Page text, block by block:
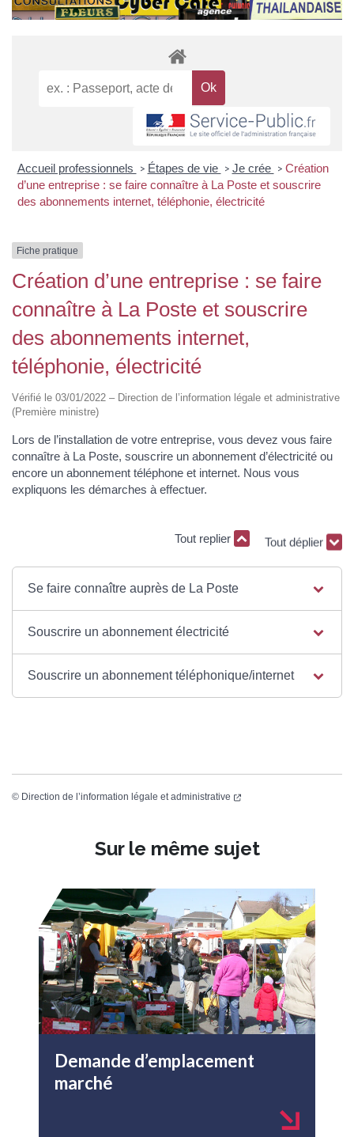
Accueil professionnels > Étapes de vie > Je crée > Création
d’une entreprise : se faire connaître à La Poste et souscrire
des abonnements internet, téléphonie, électricité
Fiche pratique
Création d’une entreprise : se faire
connaître à La Poste et souscrire
des abonnements internet,
téléphonie, électricité
Vérifié le 03/01/2022 – Direction de l’information légale et administrative
(Première ministre)
Lors de l’installation de votre entreprise, vous devez vous faire
connaître à La Poste, souscrire un abonnement d’électricité ou
encore un abonnement téléphone et internet. Nous vous
expliquons les démarches à effectuer.
Tout replier Tout déplier
Se faire connaître auprès de La Poste
Souscrire un abonnement électricité
Souscrire un abonnement téléphonique/internet
© Direction de l’information légale et administrative
Sur le même sujet
Demande d’emplacement
marché